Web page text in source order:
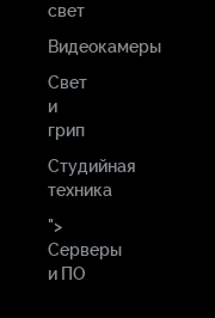
свет
Видеокамеры
Свет
и
грип
Студийная
техника
">
Серверы
и ПО